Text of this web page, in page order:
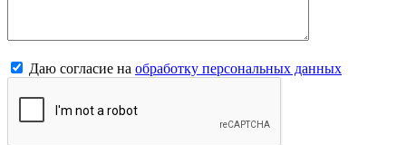
Даю согласие на обработку персональных данных